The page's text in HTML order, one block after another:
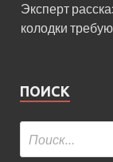
Эксперт
колодки
ПОИСК